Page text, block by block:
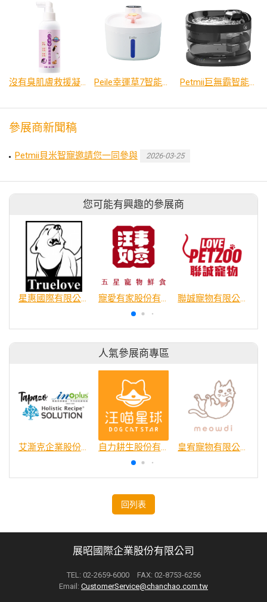
沒有臭肌膚救援凝露 Peile幸運草7智能飲水機 Petmii巨無霸智能飲水機
參展商新聞稿
Petmii貝米智寵邀請您一同參與 2026-03-25
您可能有興趣的參展商
星惠國際有限公司 寵愛有家股份有限公司 聯誠寵物有限公司
人氣參展商專區
回列表
展昭國際企業股份有限公司
TEL: 02-2659-6000 FAX: 02-8753-6256
Email: CustomerService@chanchao.com.tw